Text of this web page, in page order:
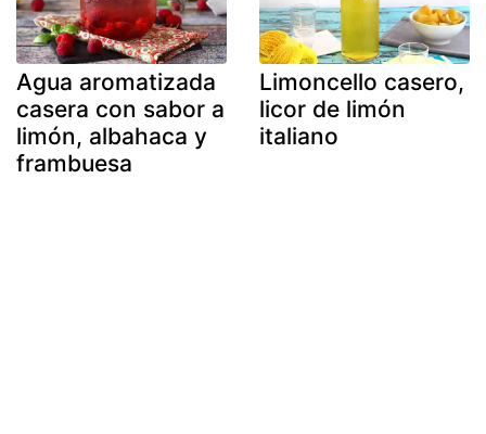
Agua aromatizada
casera con sabor a
limón, albahaca y
frambuesa
Limoncello casero,
licor de limón
italiano